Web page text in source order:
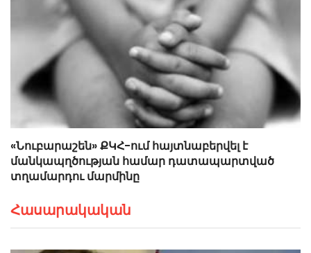
«Նուբարաշեն» ՔԿՀ-ում հայտնաբերվել է
մանկապղծության համար դատապարտված
տղամարդու մարմինը
Հասարակական